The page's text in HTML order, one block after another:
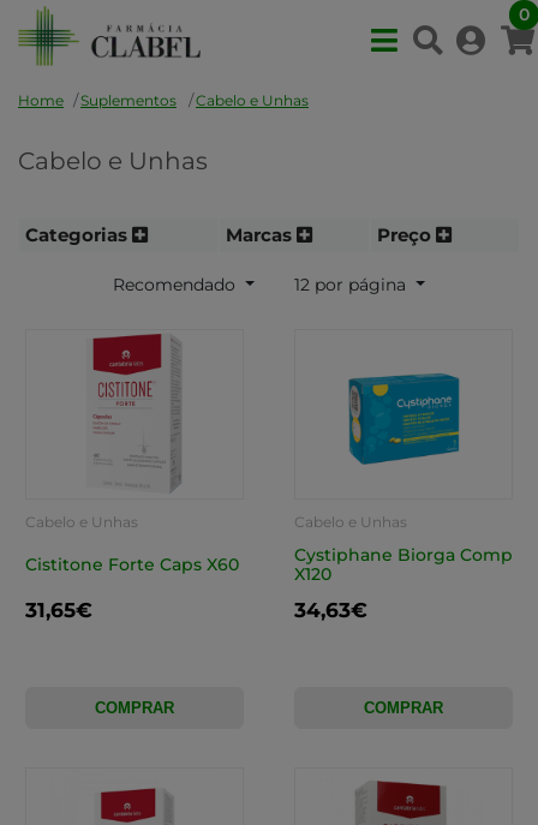
0
Home Suplementos Cabelo e Unhas
Cabelo e Unhas
Categorias Marcas Preço
Recomendado 12 por página
Cabelo e Unhas
Cistitone Forte Caps X60
31,65€
COMPRAR
Cabelo e Unhas
Cystiphane Biorga Comp
X120
34,63€
COMPRAR